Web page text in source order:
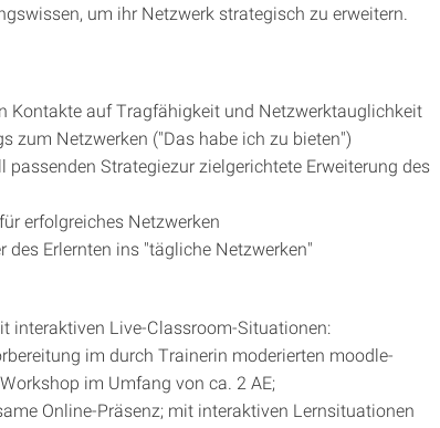
um ihr Netzwerk strategisch zu erweitern.
Kontakte auf Tragfähigkeit und Netzwerktauglichkeit
zum Netzwerken ("Das habe ich zu bieten")
Strategiezur zielgerichtete Erweiterung des
erfolgreiches Netzwerken
Erlernten ins "tägliche Netzwerken"
interaktiven Live-Classroom-Situationen:
im durch Trainerin moderierten moodle-
im Umfang von ca. 2 AE;
Online-Präsenz; mit interaktiven Lernsituationen